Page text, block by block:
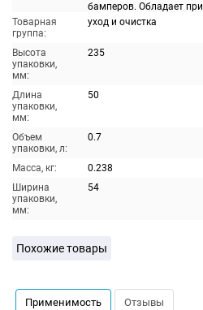
бамперов. Обладает
Товарная
группа:
уход и очистка
Высота
упаковки,
мм:
235
Длина
упаковки,
мм:
50
Объем
упаковки, л:
0.7
Масса, кг:
0.238
Ширина
упаковки,
мм:
54
Похожие товары
Применимость Отзывы